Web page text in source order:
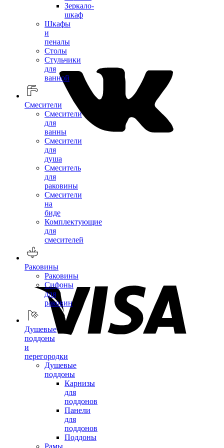
Зеркало-
шкаф
Шкафы
и
пеналы
Столы
Стульчики
для
ванной
Смесители
Смесители
для
ванны
Смесители
для
душа
Смеситель
для
раковины
Смесители
на
биде
Комплектующие
для
смесителей
Раковины
Раковины
Сифоны
для
раковин
Душевые
поддоны
и
перегородки
Душевые
поддоны
Карнизы
для
поддонов
Панели
для
поддонов
Поддоны